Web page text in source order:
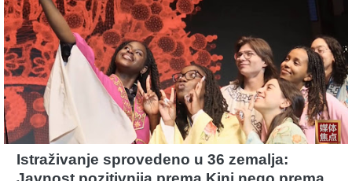
Istraživanje sprovedeno u 36 zemalja: